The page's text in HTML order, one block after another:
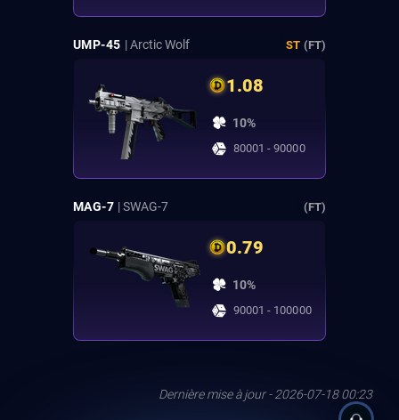
UMP-45 | Arctic Wolf ST (FT)
1.08
10%
80001 - 90000
MAG-7 | SWAG-7 (FT)
0.79
10%
90001 - 100000
Dernière mise à jour - 2026-07-18 00:23